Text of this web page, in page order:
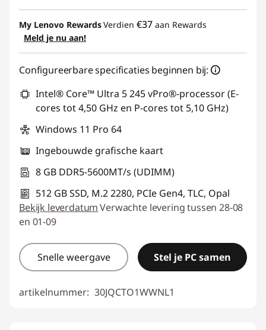
eCoupon-besparingen :-€ 118,95
eCoupon gebruiken :
My Lenovo RewardsVerdien €37 aan Rewards
Meld je nu aan!
Configureerbare specificaties beginnen bij:
Intel® Core™ Ultra 5 245 vPro®-processor (E-
cores tot 4,50 GHz en P-cores tot 5,10 GHz)
Windows 11 Pro 64
Ingebouwde grafische kaart
8 GB DDR5-5600MT/s (UDIMM)
512 GB SSD, M.2 2280, PCIe Gen4, TLC, Opal
Bekijk leverdatumVerwachte levering tussen 28-08
en 01-09
Snelle weergave Stel je PC samen
artikelnummer: 30JQCTO1WWNL1